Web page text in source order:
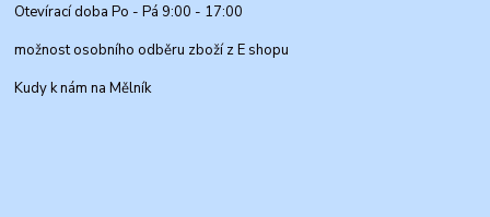
Otevírací doba Po - Pá 9:00 - 17:00
možnost osobního odběru zboží z E shopu
Kudy k nám na Mělník